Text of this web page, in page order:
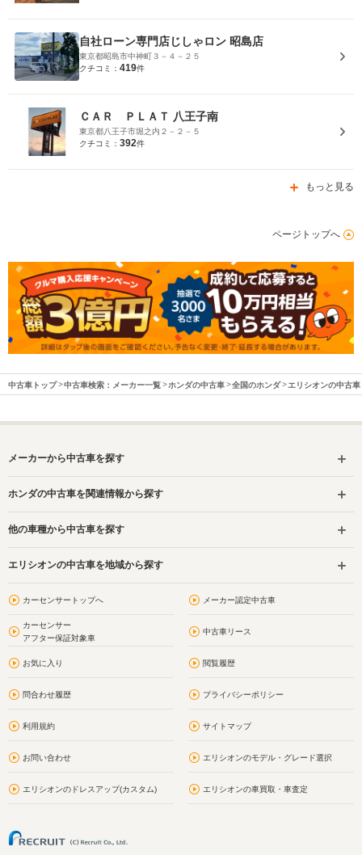
自社ローン専門店じしゃロン 昭島店
東京都昭島市中神町３－４－２５
クチコミ： 419件
ＣＡＲ ＰＬＡＴ 八王子南
東京都八王子市堀之内２－２－５
クチコミ： 392件
もっと見る
ページトップへ
中古車トップ 中古車検索：メーカー一覧 ホンダの中古車 全国のホンダ エリシオンの中古車
メーカーから中古車を探す
ホンダの中古車を関連情報から探す
他の車種から中古車を探す
エリシオンの中古車を地域から探す
カーセンサートップへ メーカー認定中古車
カーセンサー
アフター保証対象車
中古車リース
お気に入り 閲覧履歴
問合わせ履歴 プライバシーポリシー
利用規約 サイトマップ
お問い合わせ エリシオンのモデル・グレード選択
エリシオンのドレスアップ(カスタム) エリシオンの車買取・車査定